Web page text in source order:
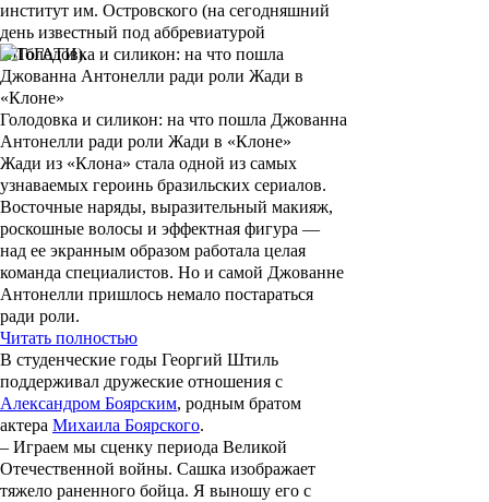
институт им. Островского (на сегодняшний
день известный под аббревиатурой
СПбГАТИ).
Голодовка и силикон: на что пошла Джованна
Антонелли ради роли Жади в «Клоне»
Жади из «Клона» стала одной из самых
узнаваемых героинь бразильских сериалов.
Восточные наряды, выразительный макияж,
роскошные волосы и эффектная фигура —
над ее экранным образом работала целая
команда специалистов. Но и самой Джованне
Антонелли пришлось немало постараться
ради роли.
Читать полностью
В студенческие годы Георгий Штиль
поддерживал дружеские отношения с
Александром Боярским, родным братом
актера Михаила Боярского.
– Играем мы сценку периода Великой
Отечественной войны. Сашка изображает
тяжело раненного бойца. Я выношу его с